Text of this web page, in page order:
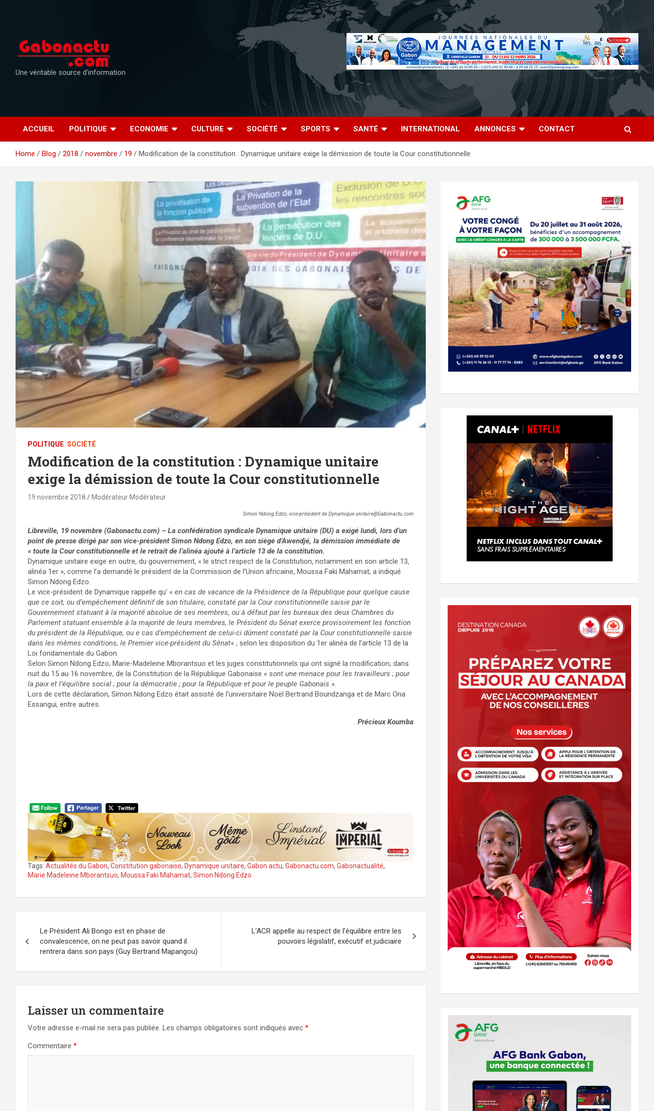
Une véritable source d'information
ACCUEIL POLITIQUE ECONOMIE CULTURE SOCIÉTÉ SPORTS SANTÉ INTERNATIONAL ANNONCES CONTACT
Home Blog 2018 novembre 19 Modification de la constitution : Dynamique unitaire exige la démission de toute la Cour constitutionnelle
POLITIQUE SOCIÉTÉ
Modification de la constitution : Dynamique unitaire
exige la démission de toute la Cour constitutionnelle
19 novembre 2018 Modérateur Modérateur
Simon Ndong Edzo, vice-président de Dynamique unitaire@Gabonactu.com
Libreville, 19 novembre (Gabonactu.com) – La confédération syndicale Dynamique unitaire (DU) a exigé lundi, lors d’un
point de presse dirigé par son vice-président Simon Ndong Edzo, en son siège d’Awendjé, la démission immédiate de
« toute la Cour constitutionnelle et le retrait de l’alinéa ajouté à l’article 13 de la constitution.
Dynamique unitaire exige en outre, du gouvernement, « le strict respect de la Constitution, notamment en son article 13,
alinéa 1er », comme l’a demandé le président de la Commission de l’Union africaine, Moussa Faki Mahamat, a indiqué
Simon Ndong Edzo.
Le vice-président de Dynamique rappelle qu’ « en cas de vacance de la Présidence de la République pour quelque cause
que ce soit, ou d’empêchement définitif de son titulaire, constaté par la Cour constitutionnelle saisie par le
Gouvernement statuant à la majorité absolue de ses membres, ou à défaut par les bureaux des deux Chambres du
Parlement statuant ensemble à la majorité de leurs membres, le Président du Sénat exerce provisoirement les fonction
du président de la République, ou e cas d’empêchement de celui-ci dûment constaté par la Cour constitutionnelle saisie
dans les mêmes conditions, le Premier vice-président du Sénat« , selon les disposition du 1er alinéa de l’article 13 de la
Loi fondamentale du Gabon.
Selon Simon Ndong Edzo, Marie-Madeleine Mborantsuo et les juges constitutionnels qui ont signé la modification, dans
nuit du 15 au 16 novembre, de la Constitution de la République Gabonaise « sont une menace pour les travailleurs ; pour
la paix et l’équilibre social ; pour la démocratie ; pour la République et pour le peuple Gabonais ».
Lors de cette déclaration, Simon Ndong Edzo était assisté de l’universitaire Noël Bertrand Boundzanga et de Marc Ona
Essangui, entre autres.
Précieux Koumba
Tags: Actualités du Gabon, Constitution gabonaise, Dynamique unitaire, Gabon actu, Gabonactu.com, Gabonactualité,
Marie Madeleine Mborantsuo, Moussa Faki Mahamat, Simon Ndong Edzo
de
l’article
Le Président Ali Bongo est en phase de
convalescence, on ne peut pas savoir quand il
rentrera dans son pays (Guy Bertrand Mapangou)
L’ACR appelle au respect de l’équilibre entre les
pouvoirs législatif, exécutif et judiciaire
Laisser un commentaire
Votre adresse e-mail ne sera pas publiée. Les champs obligatoires sont indiqués avec *
Commentaire *